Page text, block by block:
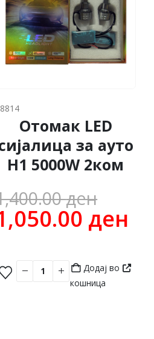
Отомак LED
за ауто
H1 5000W 2ком
ден
price
was:
ден
is:
Додај во
кошница